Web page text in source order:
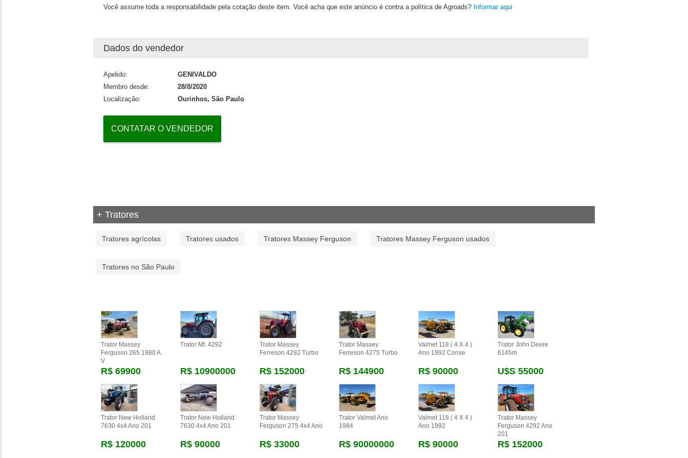
Você assume toda a responsabilidade pela cotação deste item. Você acha que este anúncio é contra a política de Agroads? Informar aqui
Dados do vendedor
Apelido:
GENIVALDO
Membro desde:
28/8/2020
Localização:
Ourinhos, São Paulo
CONTATAR O VENDEDOR
+ Tratores
Tratores agrícolas Tratores usados Tratores Massey Ferguson Tratores Massey Ferguson usados
Tratores no São Paulo
Trator Massey
Ferguson 265 1980 A
V
R$ 69900
Trator Mf. 4292
R$ 10900000
Trator Massey
Ferreson 4292 Turbo
R$ 152000
Trator Massey
Ferreson 4275 Turbo
R$ 144900
Valmet 118 ( 4 X 4 )
Ano 1992 Conse
R$ 90000
Trator John Deere
6145m
U$s 55000
Trator New Holland
7630 4x4 Ano 201
R$ 120000
Trator New Holland
7630 4x4 Ano 201
R$ 90000
Trator Massey
Ferguson 275 4x4 Ano
R$ 33000
Trator Valmet Ano
1984
R$ 90000000
Valmet 118 ( 4 X 4 )
Ano 1992
R$ 90000
Trator Massey
Ferguson 4292 Ano
201
R$ 152000